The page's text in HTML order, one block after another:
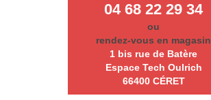
04 68 22 29 34
ou
rendez-vous en magasin
1 bis rue de Batère
Espace Tech Oulrich
66400 CÉRET